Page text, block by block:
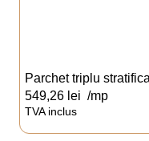
Parchet triplu
549,26 lei /mp
TVA inclus